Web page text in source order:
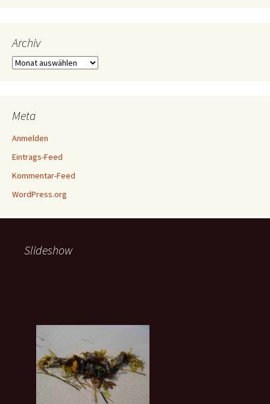
Archiv
Archiv
Meta
Anmelden
Eintrags-Feed
Kommentar-Feed
WordPress.org
Slideshow